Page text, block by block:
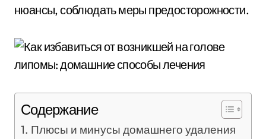
нюансы, соблюдать меры предосторожности.
Содержание
Плюсы и минусы домашнего удаления